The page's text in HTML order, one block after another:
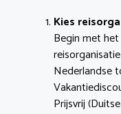
Kies
Begin met
Nederlandse
Prijsvrij